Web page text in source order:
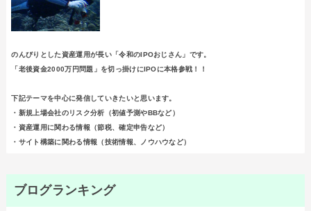
のんびりとした資産運用が長い「令和のIPOおじさん」です。
「老後資金2000万円問題」を切っ掛けにIPOに本格参戦！！
下記テーマを中心に発信していきたいと思います。
・新規上場会社のリスク分析（初値予測やBBなど）
・資産運用に関わる情報（節税、確定申告など）
・サイト構築に関わる情報（技術情報、ノウハウなど）
ブログランキング